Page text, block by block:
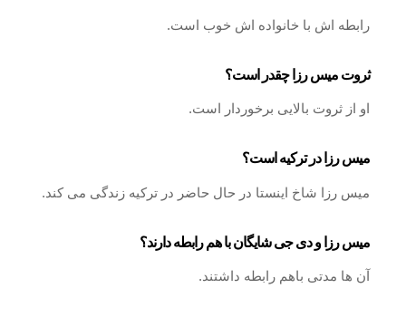
رابطه اش با خانواده اش خوب است.
ثروت میس رزا چقدر است؟
او از ثروت بالایی برخوردار است.
میس رزا در ترکیه است؟
میس رزا شاخ اینستا در حال حاضر در ترکیه زندگی می کند.
میس رزا و دی جی شایگان با هم رابطه دارند؟
آن ها مدتی باهم رابطه داشتند.